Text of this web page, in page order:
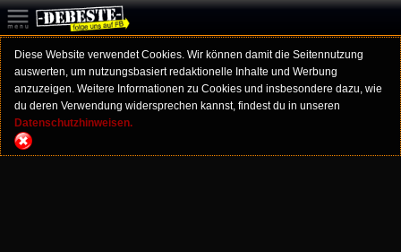
Diese Website verwendet Cookies. Wir können damit die Seitennutzung
auswerten, um nutzungsbasiert redaktionelle Inhalte und Werbung
anzuzeigen. Weitere Informationen zu Cookies und insbesondere dazu, wie
du deren Verwendung widersprechen kannst, findest du in unseren
Datenschutzhinweisen.